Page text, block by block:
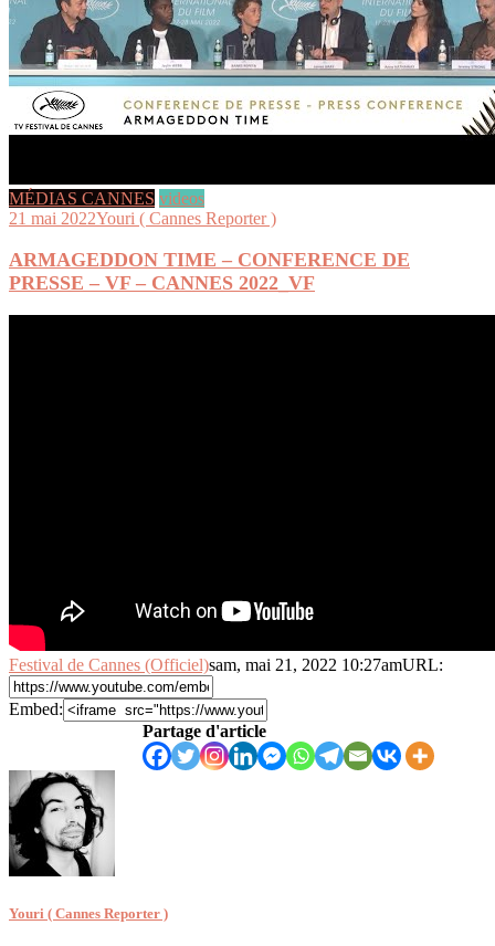
MÉDIAS CANNES videos
21 mai 2022Youri ( Cannes Reporter )
ARMAGEDDON TIME – CONFERENCE DE
PRESSE – VF – CANNES 2022_VF
Festival de Cannes (Officiel)sam, mai 21, 2022 10:27amURL:
Embed:
Partage d'article
Youri ( Cannes Reporter )